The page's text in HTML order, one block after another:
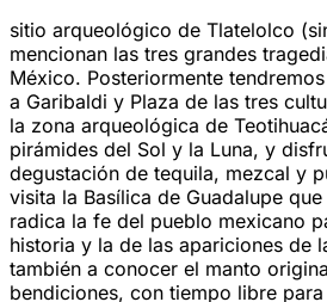
sitio arqueológico de Tlatelolco
mencionan las tres grandes
México. Posteriormente
a Garibaldi y Plaza de las tres
la zona arqueológica de
pirámides del Sol y la Luna, y
degustación de tequila, mezcal y
visita la Basílica de Guadalupe
radica la fe del pueblo mexicano
historia y la de las apariciones de
también a conocer el manto
bendiciones, con tiempo libre